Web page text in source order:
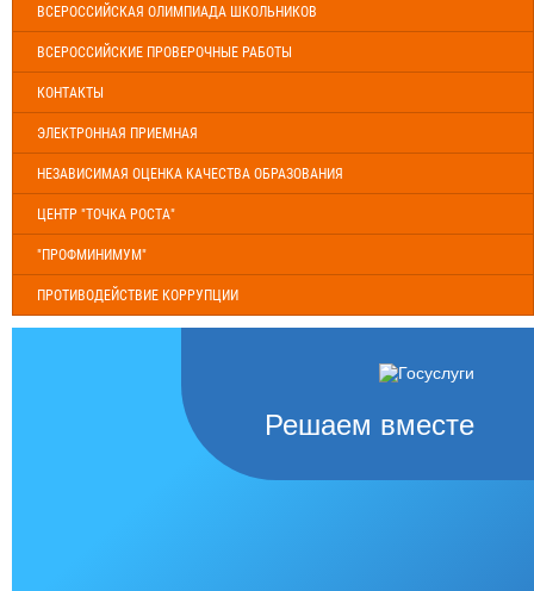
ВСЕРОССИЙСКАЯ ОЛИМПИАДА ШКОЛЬНИКОВ
ВСЕРОССИЙСКИЕ ПРОВЕРОЧНЫЕ РАБОТЫ
КОНТАКТЫ
ЭЛЕКТРОННАЯ ПРИЕМНАЯ
НЕЗАВИСИМАЯ ОЦЕНКА КАЧЕСТВА ОБРАЗОВАНИЯ
ЦЕНТР "ТОЧКА РОСТА"
"ПРОФМИНИМУМ"
ПРОТИВОДЕЙСТВИЕ КОРРУПЦИИ
Решаем вместе